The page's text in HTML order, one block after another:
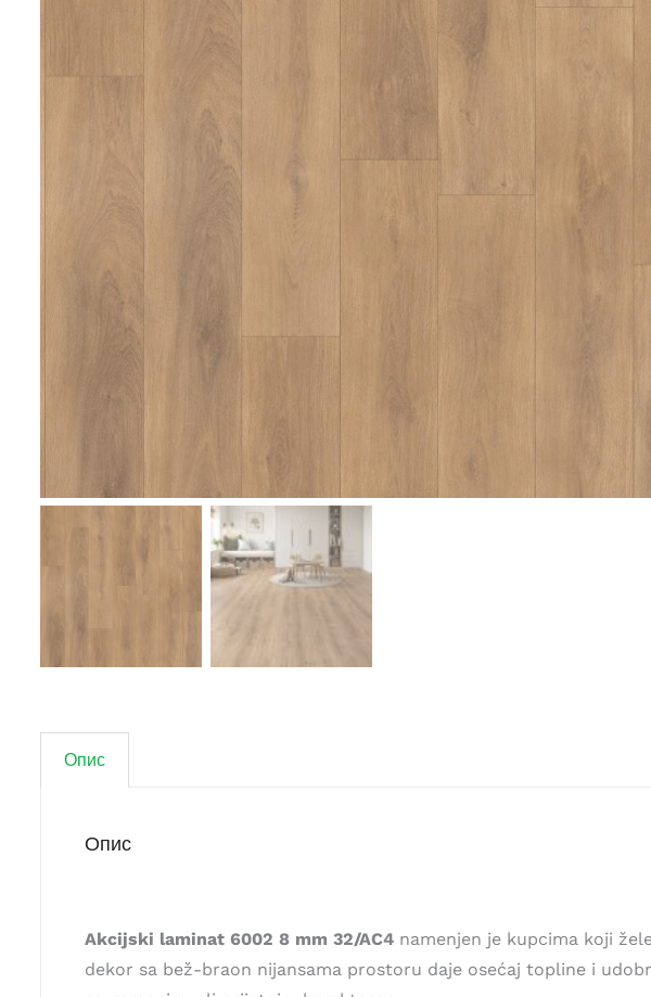
Опис
Опис
Akcijski laminat 6002 8 mm 32/AC4namenjen je kupcima koji
dekor sa bež-braon nijansama prostoru daje osećaj topline i